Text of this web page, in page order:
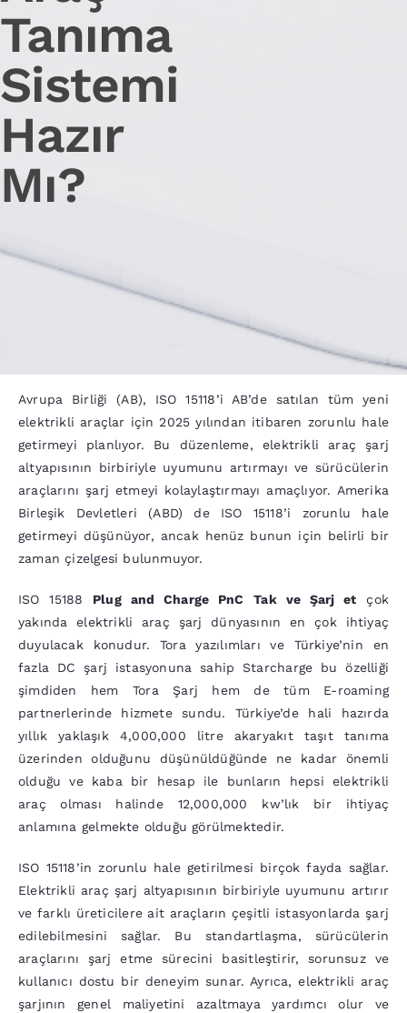
Tanıma
Sistemi
Hazır
Mı?
Avrupa Birliği (AB), ISO 15118’i AB’de satılan tüm yeni
elektrikli araçlar için 2025 yılından itibaren zorunlu hale
getirmeyi planlıyor. Bu düzenleme, elektrikli araç şarj
altyapısının birbiriyle uyumunu artırmayı ve sürücülerin
araçlarını şarj etmeyi kolaylaştırmayı amaçlıyor. Amerika
Birleşik Devletleri (ABD) de ISO 15118’i zorunlu hale
getirmeyi düşünüyor, ancak henüz bunun için belirli bir
zaman çizelgesi bulunmuyor.
ISO 15188 Plug and Charge PnC Tak ve Şarj et çok
yakında elektrikli araç şarj dünyasının en çok ihtiyaç
duyulacak konudur. Tora yazılımları ve Türkiye’nin en
fazla DC şarj istasyonuna sahipStarcharge bu özelliği
şimdiden hem Tora Şarj hem de tüm E-roaming
partnerlerinde hizmete sundu. Türkiye’de hali hazırda
yıllık yaklaşık 4,000,000 litre akaryakıt taşıt tanıma
üzerinden olduğunu düşünüldüğünde ne kadar önemli
olduğu ve kaba bir hesap ile bunların hepsi elektrikli
araç olması halinde 12,000,000 kw’lık bir ihtiyaç
anlamına gelmekte olduğu görülmektedir.
ISO 15118’in zorunlu hale getirilmesi birçok fayda sağlar.
Elektrikli araç şarj altyapısının birbiriyle uyumunu artırır
ve farklı üreticilere ait araçların çeşitli istasyonlarda şarj
edilebilmesini sağlar. Bu standartlaşma, sürücülerin
araçlarını şarj etme sürecini basitleştirir, sorunsuz ve
kullanıcı dostu bir deneyim sunar. Ayrıca, elektrikli araç
şarjının genel maliyetini azaltmaya yardımcı olur ve